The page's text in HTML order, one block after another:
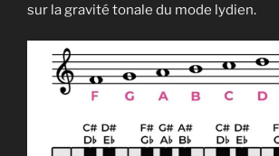
sur la gravité tonale du mode lydien.